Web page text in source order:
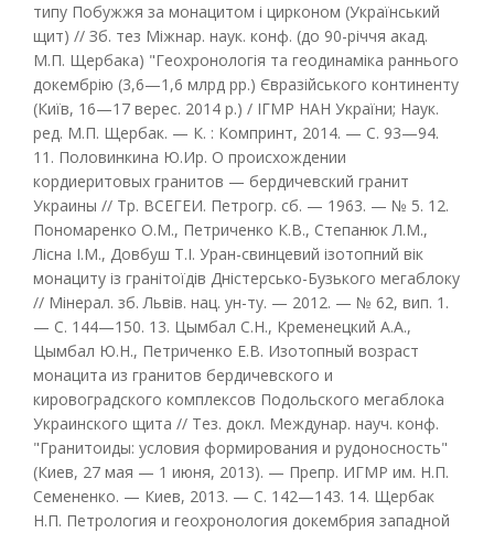
типу Побужжя за монацитом і цирконом (Український
щит) // Зб. тез Міжнар. наук. конф. (до 90-річчя акад.
М.П. Щербака) "Геохронологія та геодинаміка раннього
докембрію (3,6—1,6 млрд рр.) Євразійського континенту
(Київ, 16—17 верес. 2014 р.) / ІГМР НАН України; Наук.
ред. М.П. Щербак. — К. : Компринт, 2014. — С. 93—94.
11. Половинкина Ю.Ир. О происхождении
кордиеритовых гранитов — бердичевский гранит
Украины // Тр. ВСЕГЕИ. Петрогр. сб. — 1963. — № 5. 12.
Пономаренко О.М., Петриченко К.В., Степанюк Л.М.,
Лісна І.М., Довбуш Т.І. Уран-свинцевий ізотопний вік
монациту із гранітоїдів Дністерсько-Бузького мегаблоку
// Мінерал. зб. Львів. нац. ун-ту. — 2012. — № 62, вип. 1.
— С. 144—150. 13. Цымбал С.Н., Кременецкий А.А.,
Цымбал Ю.Н., Петриченко Е.В. Изотопный возраст
монацита из гранитов бердичевского и
кировоградского комплексов Подольского мегаблока
Украинского щита // Тез. докл. Междунар. науч. конф.
"Гранитоиды: условия формирования и рудоносность"
(Киев, 27 мая — 1 июня, 2013). — Препр. ИГМР им. Н.П.
Семененко. — Киев, 2013. — С. 142—143. 14. Щербак
Н.П. Петрология и геохронология докембрия западной